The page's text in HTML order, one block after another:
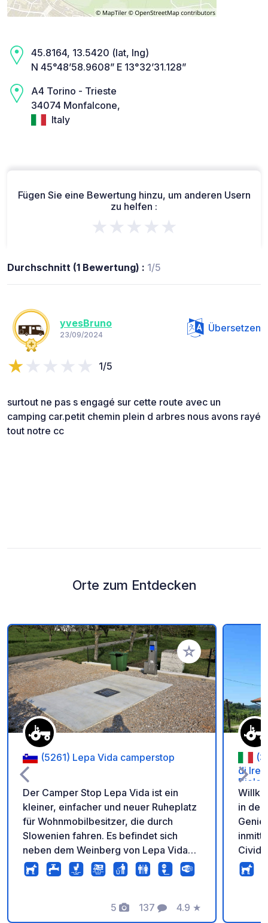
45.8164, 13.5420 (lat, lng)
N 45°48’58.9608” E 13°32’31.128”
A4 Torino - Trieste
34074 Monfalcone,
Italy
Fügen Sie eine Bewertung hinzu, um anderen Usern
zu helfen :
★★★★★
Durchschnitt (1 Bewertung) : 1/5
yvesBruno
23/09/2024
Übersetzen
1/5
surtout ne pas s engagé sur cette route avec un
camping car.petit chemin plein d arbres nous avons rayé
tout notre cc
Orte zum Entdecken
Zu Ihren Favoriten
(5261) Lepa Vida camperstop
Der Camper Stop Lepa Vida ist ein
kleiner, einfacher und neuer Ruheplatz
für Wohnmobilbesitzer, die durch
Slowenien fahren. Es befindet sich
neben dem Weinberg von Lepa Vida
und ist ein perfekter Zwischenstopp für
alle Weinliebhaber und jeden, der mehr
Vipava-Tal erfahren möchten. Es ist
5
Fotos
137
Kommentare
4.9
Bewertung
★
di
in
vom